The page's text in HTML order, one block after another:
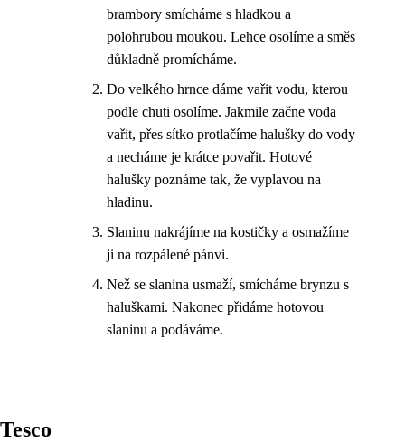
brambory smícháme s hladkou a
polohrubou moukou. Lehce osolíme a směs
důkladně promícháme.
Do velkého hrnce dáme vařit vodu, kterou
podle chuti osolíme. Jakmile začne voda
vařit, přes sítko protlačíme halušky do vody
a necháme je krátce povařit. Hotové
halušky poznáme tak, že vyplavou na
hladinu.
Slaninu nakrájíme na kostičky a osmažíme
ji na rozpálené pánvi.
Než se slanina usmaží, smícháme brynzu s
haluškami. Nakonec přidáme hotovou
slaninu a podáváme.
Tesco